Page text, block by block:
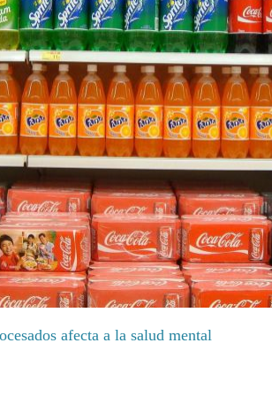
afecta a la salud mental